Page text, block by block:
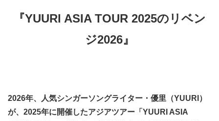
『YUURI ASIA TOUR 2025のリベン
ジ2026』
2026年、人気シンガーソングライター・優里（YUURI）
が、2025年に開催したアジアツアー「YUURI ASIA